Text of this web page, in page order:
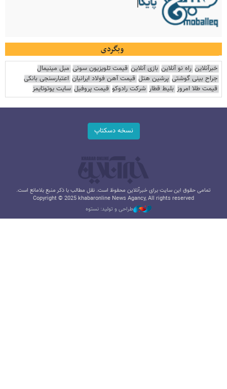
وبگردی
خبرآنلاین راه نو آنلاین بازی آنلاین قیمت تلویزیون سونی مبل مینیمال
جراح بینی گوشتی پرشین هتل قیمت آهن فولاد ایرانیان اعتبارسنجی بانکی
قیمت طلا امروز بلیط قطار شرکت رادوکو قیمت پروفیل سایت یوتوتایمز
نسخه دسکتاپ
تمامی حقوق این سایت برای خبرآنلاین محفوظ است. نقل مطالب با ذکر منبع بلامانع است.
Copyright © 2025 khabaronline News Agancy, All rights reserved
طراحی و تولید: نستوه